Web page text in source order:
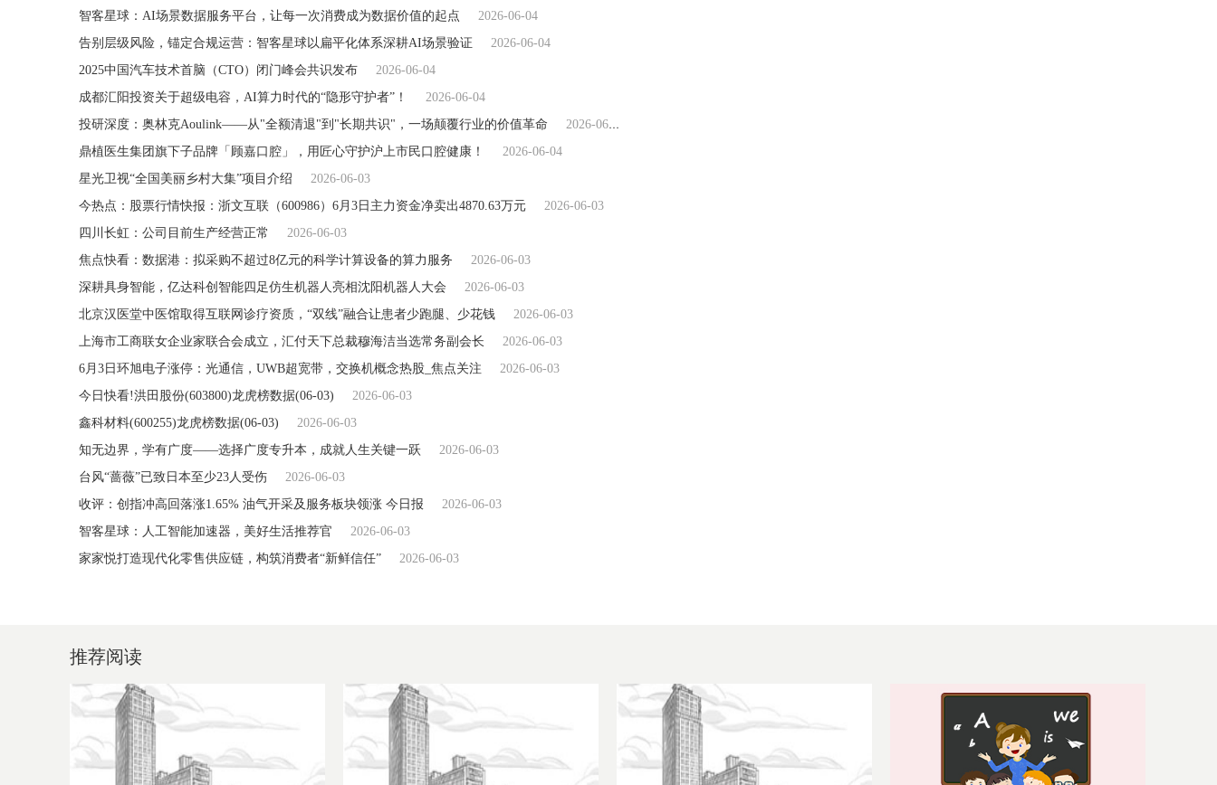
智客星球：AI场景数据服务平台，让每一次消费成为数据价值的起点
2026-06-04
告别层级风险，锚定合规运营：智客星球以扁平化体系深耕AI场景验证
2026-06-04
2025中国汽车技术首脑（CTO）闭门峰会共识发布
2026-06-04
成都汇阳投资关于超级电容，AI算力时代的“隐形守护者”！
2026-06-04
投研深度：奥林克Aoulink——从"全额清退"到"长期共识"，一场颠覆行业的价值革命
2026-06-04
鼎植医生集团旗下子品牌「顾嘉口腔」，用匠心守护沪上市民口腔健康！
2026-06-04
星光卫视“全国美丽乡村大集”项目介绍
2026-06-03
今热点：股票行情快报：浙文互联（600986）6月3日主力资金净卖出4870.63万元
2026-06-03
四川长虹：公司目前生产经营正常
2026-06-03
焦点快看：数据港：拟采购不超过8亿元的科学计算设备的算力服务
2026-06-03
深耕具身智能，亿达科创智能四足仿生机器人亮相沈阳机器人大会
2026-06-03
北京汉医堂中医馆取得互联网诊疗资质，“双线”融合让患者少跑腿、少花钱
2026-06-03
上海市工商联女企业家联合会成立，汇付天下总裁穆海洁当选常务副会长
2026-06-03
6月3日环旭电子涨停：光通信，UWB超宽带，交换机概念热股_焦点关注
2026-06-03
今日快看!洪田股份(603800)龙虎榜数据(06-03)
2026-06-03
鑫科材料(600255)龙虎榜数据(06-03)
2026-06-03
知无边界，学有广度——选择广度专升本，成就人生关键一跃
2026-06-03
台风“蔷薇”已致日本至少23人受伤
2026-06-03
收评：创指冲高回落涨1.65% 油气开采及服务板块领涨 今日报
2026-06-03
智客星球：人工智能加速器，美好生活推荐官
2026-06-03
家家悦打造现代化零售供应链，构筑消费者“新鲜信任”
2026-06-03
推荐阅读